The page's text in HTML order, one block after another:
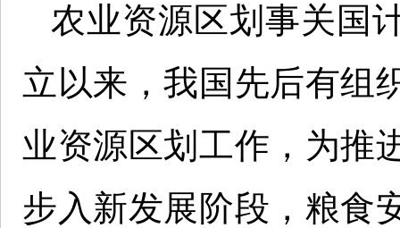
农业资源区划事关国
立以来，我国先后有组
业资源区划工作，为推
步入新发展阶段，粮食